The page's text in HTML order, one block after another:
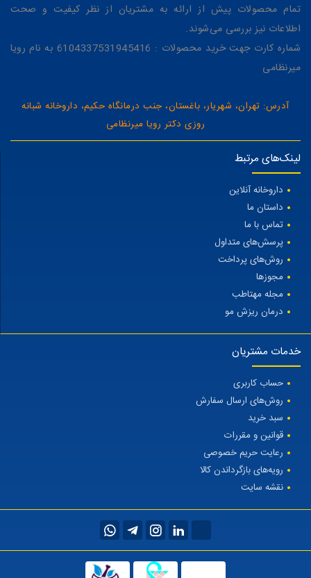
تمام محصولات پیش از ارائه به مشتریان از نظر کیفیت و صحت
اطلاعات نیز بررسی می‌شوند.
شماره کارت جهت خرید محصولات : 6104337531945416 به نام رویا
میرنظامی
آدرس: تهران، شهریار، باغستان، جنب درمانگاه حکیم، داروخانه شبانه
روزی دکتر رویا میرنظامی
لینک‌های مرتبط
داروخانه آنلاین
داستان ما
تماس با ما
پرسش‌های متداول
روش‌های پرداخت
مجوزها
مجله مهتاطب
درمان ریزش مو
خدمات مشتریان
حساب کاربری
روش‌های ارسال سفارش
سبد خرید
قوانین و مقررات
رعایت حریم خصوصی
رویه‌های بازگرداندن کالا
نقشه سایت